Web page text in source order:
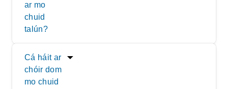
ar mo
chuid
talún?
Cá háit ar
chóir dom
mo chuid